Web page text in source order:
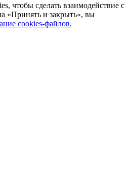
чтобы сделать взаимодействие с
«Принять и закрыть», вы
cookies-файлов.